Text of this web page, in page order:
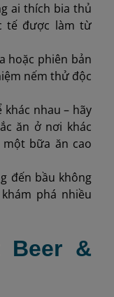
ai thích bia thủ
tế được làm từ
hoặc phiên bản
nếm thử độc
nhau – hãy
ăn ở nơi khác
bữa ăn cao
đến bầu không
phá nhiều
Beer &